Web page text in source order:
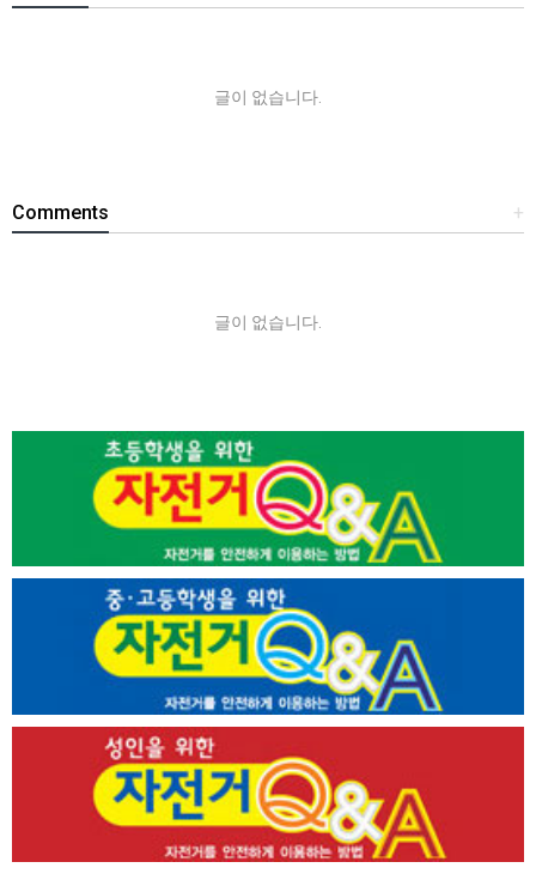
글이 없습니다.
+
Comments
글이 없습니다.